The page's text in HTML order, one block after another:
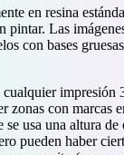
en resina
pintar. Las
con bases
cualquier impresión
zonas con marcas
se usa una altura
pueden haber